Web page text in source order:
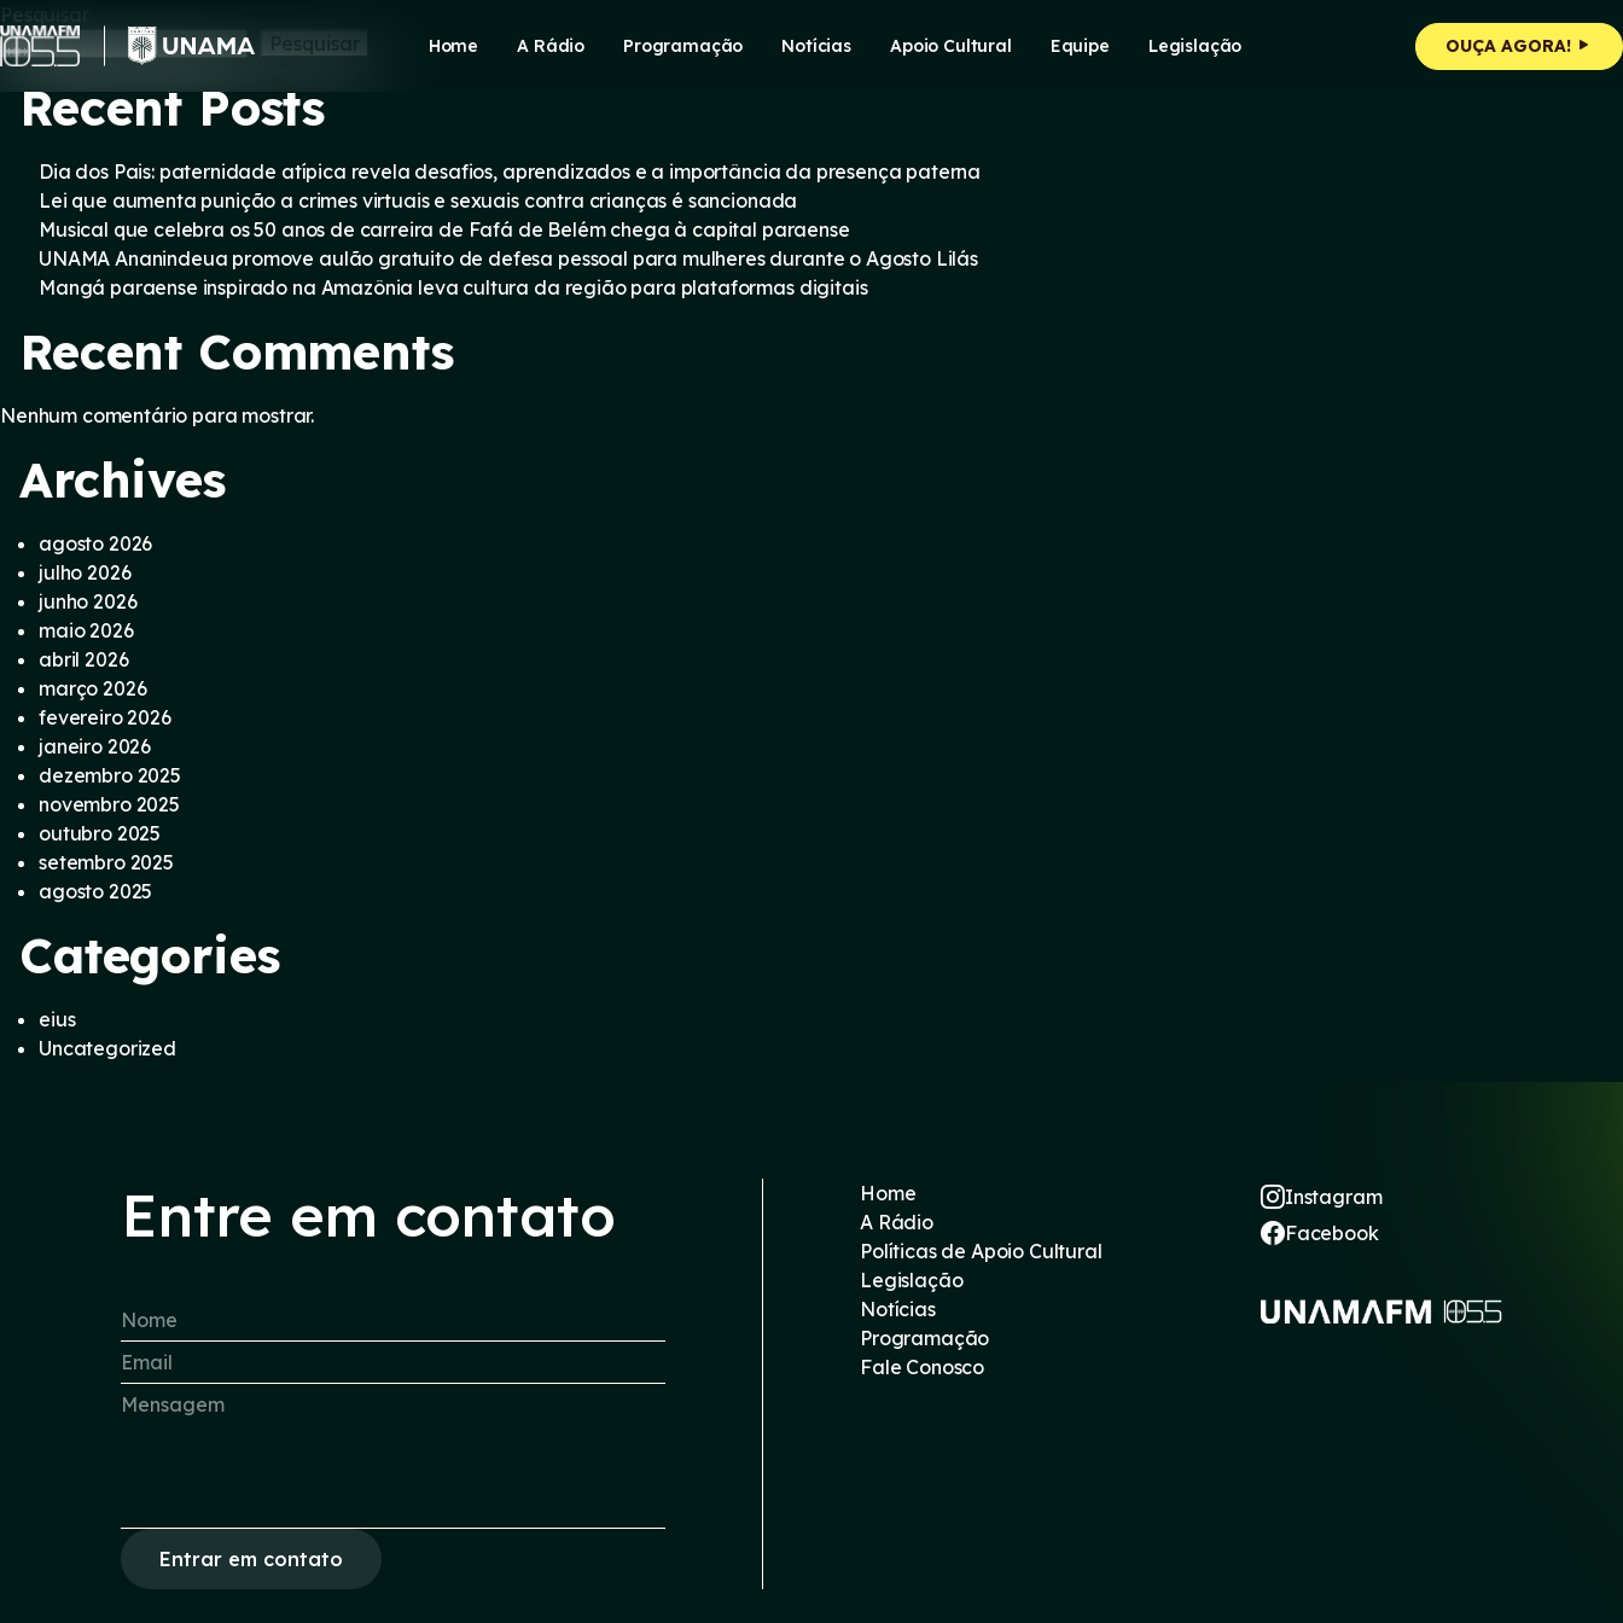
Skip
to
content
Home A Rádio Programação Notícias Apoio Cultural Equipe Legislação OUÇA AGORA!
Pesquisar
Pesquisar
Recent Posts
Dia dos Pais: paternidade atípica revela desafios, aprendizados e a importância da presença paterna
Lei que aumenta punição a crimes virtuais e sexuais contra crianças é sancionada
Musical que celebra os 50 anos de carreira de Fafá de Belém chega à capital paraense
UNAMA Ananindeua promove aulão gratuito de defesa pessoal para mulheres durante o Agosto Lilás
Mangá paraense inspirado na Amazônia leva cultura da região para plataformas digitais
Recent Comments
Nenhum comentário para mostrar.
Archives
agosto 2026
julho 2026
junho 2026
maio 2026
abril 2026
março 2026
fevereiro 2026
janeiro 2026
dezembro 2025
novembro 2025
outubro 2025
setembro 2025
agosto 2025
Categories
eius
Uncategorized
Entre em contato
Entrar em contato
Home
A Rádio
Políticas de Apoio Cultural
Legislação
Notícias
Programação
Fale Conosco
Instagram
Facebook